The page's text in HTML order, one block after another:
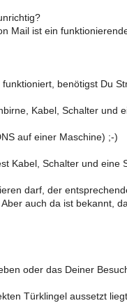
Mail ist ein
benötigst Du
Kabel, Schalter und
auf einer Maschine) ;-)
Kabel, Schalter und eine
darf, der
auch da ist bekannt,
oder das Deiner
Türklingel aussetzt